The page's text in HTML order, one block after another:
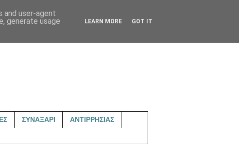
ΣΥΝΑΞΑΡΙ ΑΝΤΙΡΡΗΣΙΑΣ
and user-agent
generate usage
LEARN MORE GOT IT